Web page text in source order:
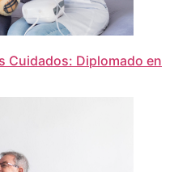
Cuidados: Diplomado en